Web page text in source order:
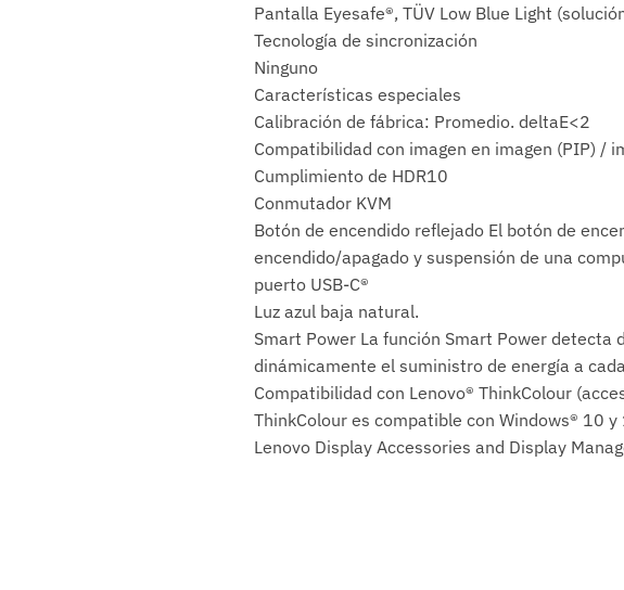
Pantalla Eyesafe®, TÜV Low Blue Light
Tecnología de sincronización
Ninguno
Características especiales
Calibración de fábrica: Promedio. deltaE<2
Compatibilidad con imagen en imagen (PIP) /
Cumplimiento de HDR10
Conmutador KVM
Botón de encendido reflejado El botón de
encendido/apagado y suspensión de una
puerto USB-C®
Luz azul baja natural.
Smart Power La función Smart Power detecta
dinámicamente el suministro de energía a
Compatibilidad con Lenovo® ThinkColour
ThinkColour es compatible con Windows® 10
Lenovo Display Accessories and Display